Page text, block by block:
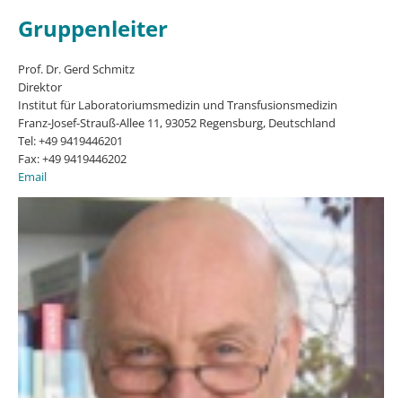
Gruppenleiter
Prof. Dr. Gerd Schmitz
Direktor
Institut für Laboratoriumsmedizin und Transfusionsmedizin
Franz-Josef-Strauß-Allee 11, 93052 Regensburg, Deutschland
Tel: +49 9419446201
Fax: +49 9419446202
Email